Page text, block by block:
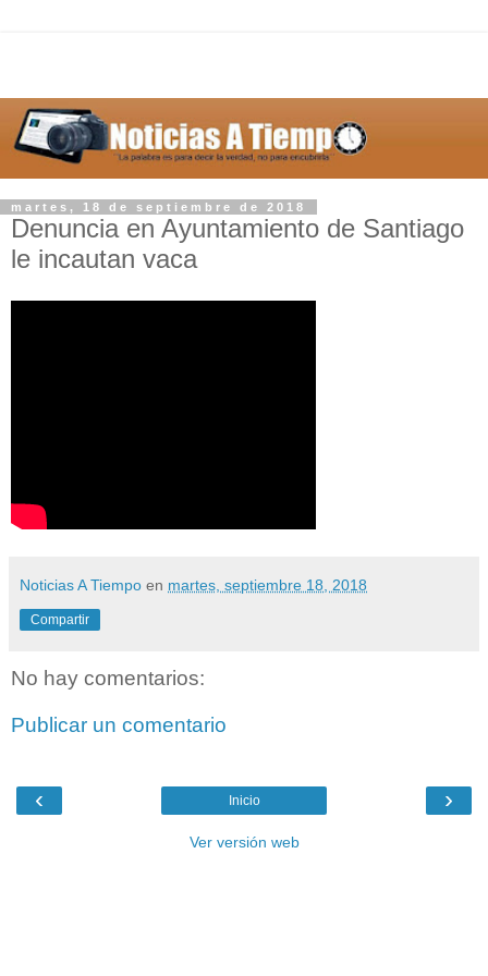
martes, 18 de septiembre de 2018
Denuncia en Ayuntamiento de Santiago
le incautan vaca
Noticias A Tiempo en martes, septiembre 18, 2018
Compartir
No hay comentarios:
Publicar un comentario
‹ ›
Inicio
Ver versión web